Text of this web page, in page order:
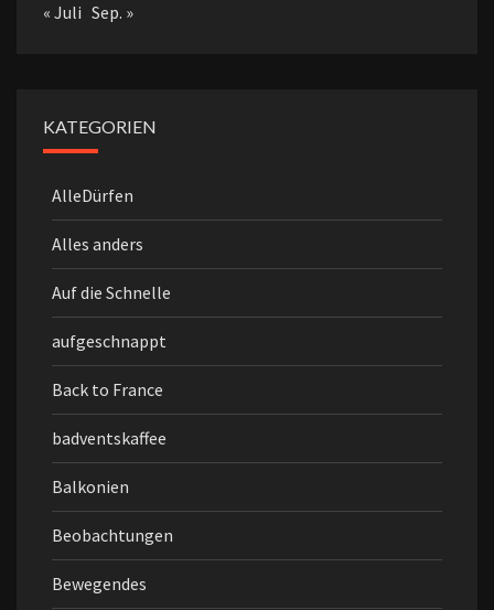
« Juli Sep. »
KATEGORIEN
AlleDürfen
Alles anders
Auf die Schnelle
aufgeschnappt
Back to France
badventskaffee
Balkonien
Beobachtungen
Bewegendes